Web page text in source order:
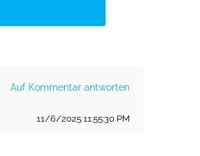
Auf Kommentar antworten
11/6/2025 11:55:30 PM